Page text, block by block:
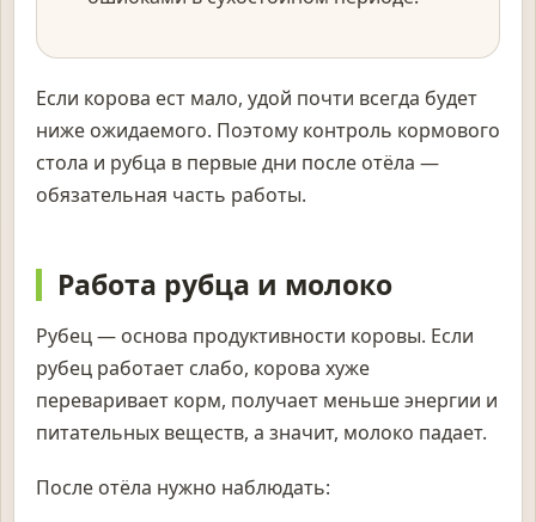
Если корова ест мало, удой почти всегда будет
ниже ожидаемого. Поэтому контроль кормового
стола и рубца в первые дни после отёла —
обязательная часть работы.
Работа рубца и молоко
Рубец — основа продуктивности коровы. Если
рубец работает слабо, корова хуже
переваривает корм, получает меньше энергии и
питательных веществ, а значит, молоко падает.
После отёла нужно наблюдать: